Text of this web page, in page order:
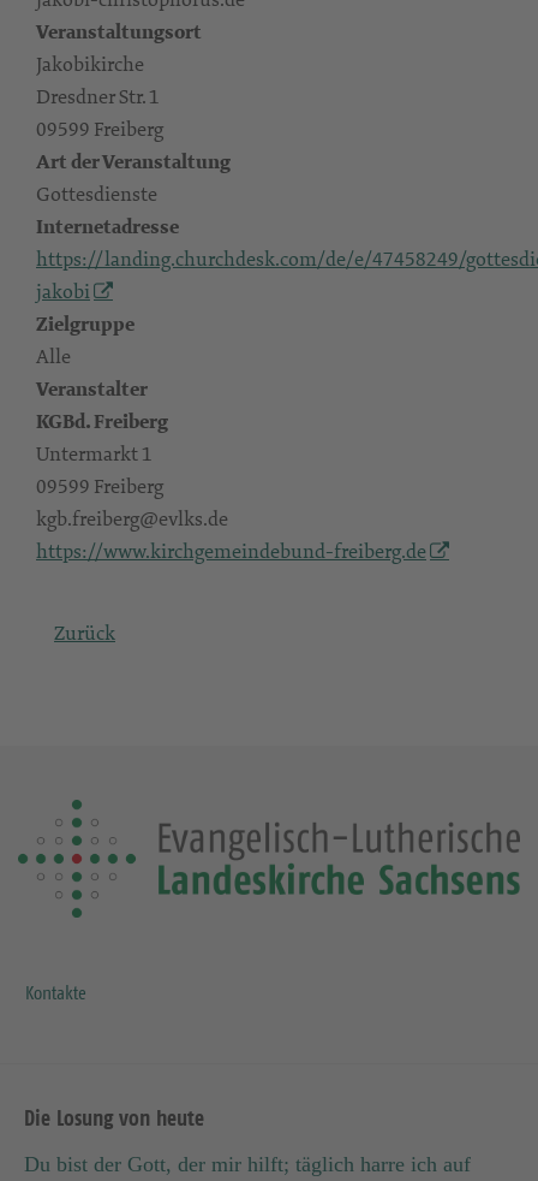
Veranstaltungsort
Jakobikirche
Dresdner Str. 1
09599 Freiberg
Art der Veranstaltung
Gottesdienste
Internetadresse
https://landing.churchdesk.com/de/e/47458249/
jakobi
Zielgruppe
Alle
Veranstalter
KGBd. Freiberg
Untermarkt 1
09599 Freiberg
kgb.freiberg@evlks.de
https://www.kirchgemeindebund-freiberg.de
Zurück
Kontakte
Die Losung von heute
Du bist der Gott, der mir hilft; täglich harre ich auf